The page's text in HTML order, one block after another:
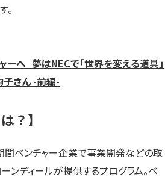
。
ーへ 夢はNECで「世界を変える道具」
子さん -前編-
？】
間ベンチャー企業で事業開発などの取
ンディールが提供するプログラム。ベ